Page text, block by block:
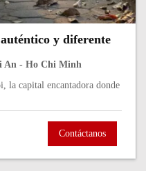
y diferente
An - Ho Chi Minh
la capital encantadora donde
Contáctanos